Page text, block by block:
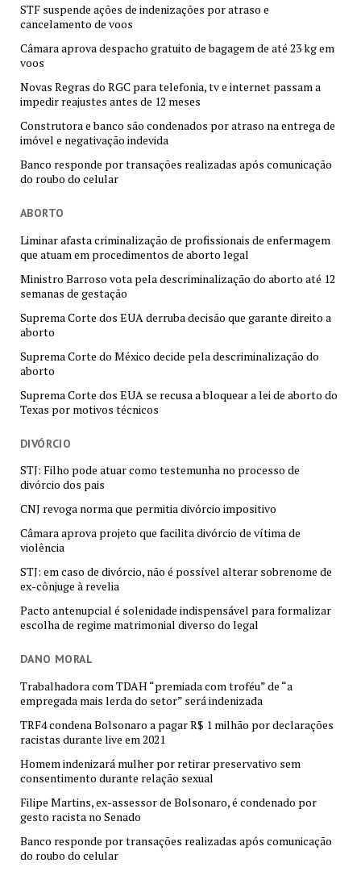
STF suspende ações de indenizações por atraso e
cancelamento de voos
Câmara aprova despacho gratuito de bagagem de até 23 kg em
voos
Novas Regras do RGC para telefonia, tv e internet passam a
impedir reajustes antes de 12 meses
Construtora e banco são condenados por atraso na entrega de
imóvel e negativação indevida
Banco responde por transações realizadas após comunicação
do roubo do celular
ABORTO
Liminar afasta criminalização de profissionais de enfermagem
que atuam em procedimentos de aborto legal
Ministro Barroso vota pela descriminalização do aborto até 12
semanas de gestação
Suprema Corte dos EUA derruba decisão que garante direito a
aborto
Suprema Corte do México decide pela descriminalização do
aborto
Suprema Corte dos EUA se recusa a bloquear a lei de aborto do
Texas por motivos técnicos
DIVÓRCIO
STJ: Filho pode atuar como testemunha no processo de
divórcio dos pais
CNJ revoga norma que permitia divórcio impositivo
Câmara aprova projeto que facilita divórcio de vítima de
violência
STJ: em caso de divórcio, não é possível alterar sobrenome de
ex-cônjuge à revelia
Pacto antenupcial é solenidade indispensável para formalizar
escolha de regime matrimonial diverso do legal
DANO MORAL
Trabalhadora com TDAH “premiada com troféu” de “a
empregada mais lerda do setor” será indenizada
TRF4 condena Bolsonaro a pagar R$ 1 milhão por declarações
racistas durante live em 2021
Homem indenizará mulher por retirar preservativo sem
consentimento durante relação sexual
Filipe Martins, ex-assessor de Bolsonaro, é condenado por
gesto racista no Senado
Banco responde por transações realizadas após comunicação
do roubo do celular